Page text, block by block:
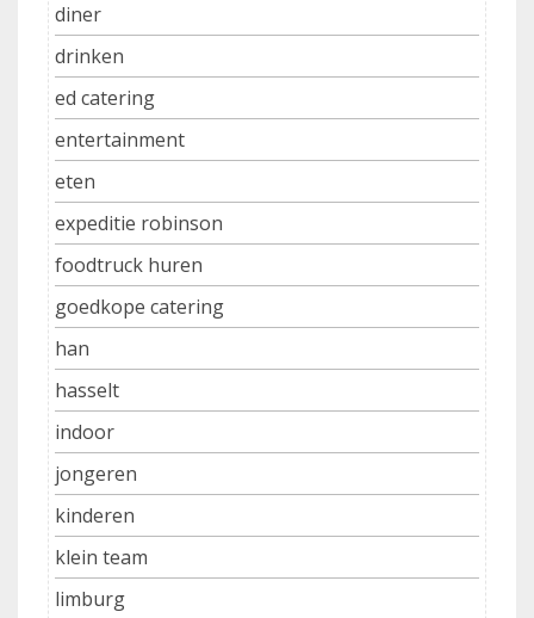
diner
drinken
ed catering
entertainment
eten
expeditie robinson
foodtruck huren
goedkope catering
han
hasselt
indoor
jongeren
kinderen
klein team
limburg